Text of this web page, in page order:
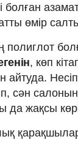
болған
өмір
полиглот
, көп
айтуда.
сән
да жақсы